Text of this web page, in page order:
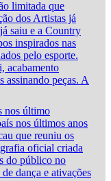
nos último